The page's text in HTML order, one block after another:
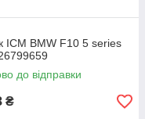
ICM BMW F10 5 series
до відправки
₴